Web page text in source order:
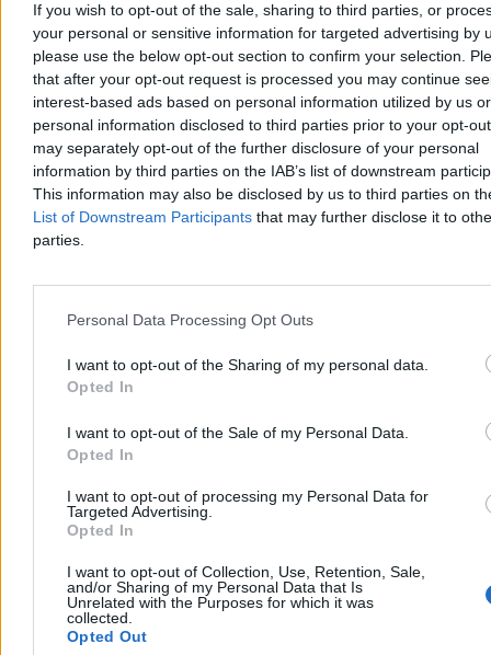
If you wish to opt-out of the sale, sharing to third parties, or
your personal or sensitive information for targeted advertising by
please use the below opt-out section to confirm your selection.
that after your opt-out request is processed you may continue
interest-based ads based on personal information utilized by us or
personal information disclosed to third parties prior to your opt-
may separately opt-out of the further disclosure of your personal
information by third parties on the IAB’s list of downstream
This information may also be disclosed by us to third parties on
List of Downstream Participants that may further disclose it to
parties.
Personal Data Processing Opt Outs
I want to opt-out of the Sharing of my personal data.
Opted In
I want to opt-out of the Sale of my Personal Data.
Opted In
I want to opt-out of processing my Personal Data for
Targeted Advertising.
Opted In
I want to opt-out of Collection, Use, Retention, Sale,
and/or Sharing of my Personal Data that Is
Unrelated with the Purposes for which it was
collected.
Opted Out
Kraj
„Podobno grad miał nawet wielkość pięści”.
Burze przeszły przez Warmię i Mazury
Silne gradobicie uszkodziło w czwartek dachy budynków w
Lubominie – poinformowała straż pożarna. W całym regionie
pogodą. Jedna osoba została ranna wskutek przewrócenia się
drzewa na samochód.
Krzysztof Jabłonowski
Dzisiaj 07:27